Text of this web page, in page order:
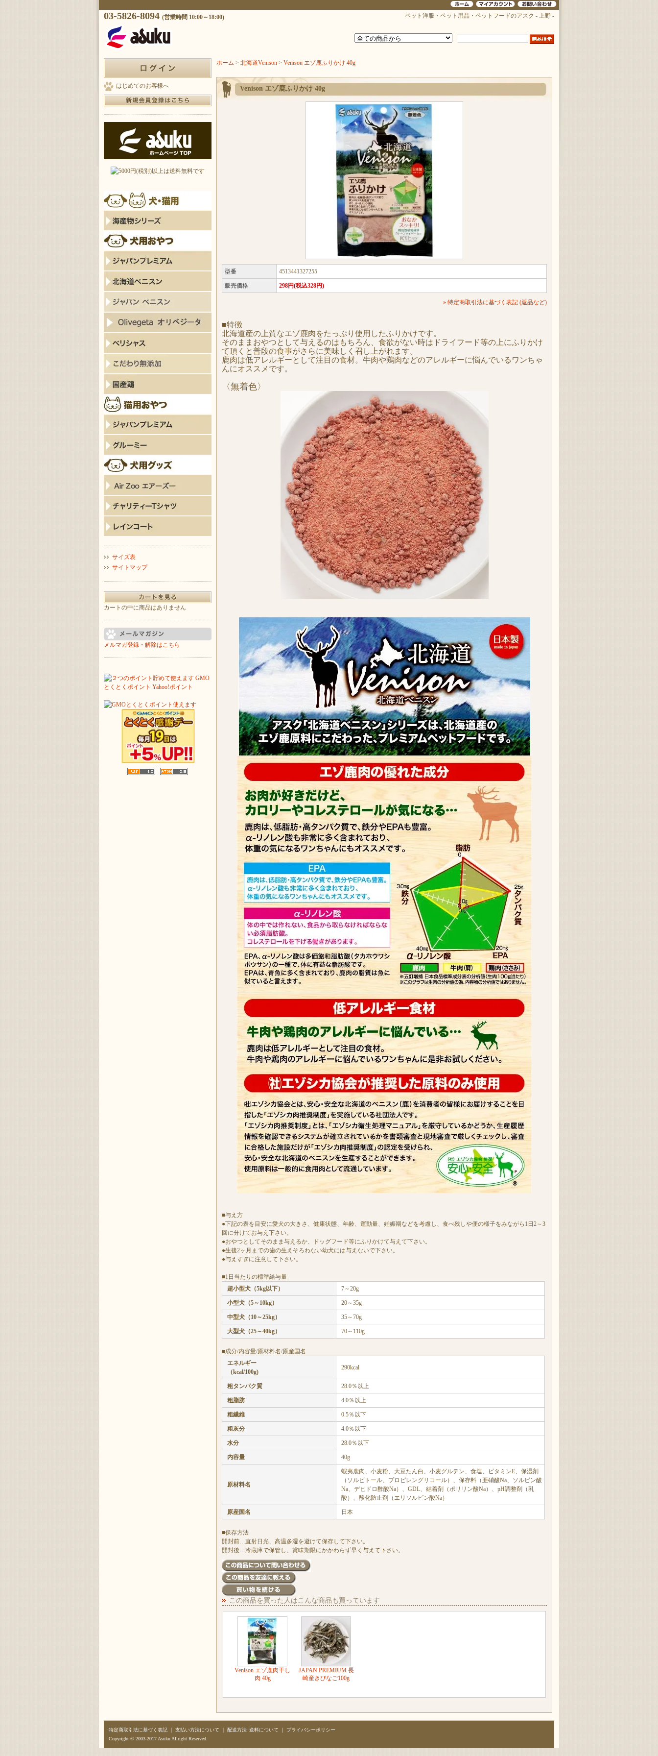
ペット洋服・ペット用品・ペットフードのアスク - 上野 -
03-5826-8094 (営業時間 10:00～18:00)
はじめてのお客様へ
サイズ表
サイトマップ
カートの中に商品はありません
メルマガ登録・解除はこちら
ホーム > 北海道Venison > Venison エゾ鹿ふりかけ 40g
Venison エゾ鹿ふりかけ 40g
型番 4513441327255
販売価格 298円(税込328円)
» 特定商取引法に基づく表記 (返品など)
■特徴
北海道産の上質なエゾ鹿肉をたっぷり使用したふりかけです。
そのままおやつとして与えるのはもちろん、食欲がない時はドライフード等の上にふりかけ
て頂くと普段の食事がさらに美味しく召し上がれます。
鹿肉は低アレルギーとして注目の食材。牛肉や鶏肉などのアレルギーに悩んでいるワンちゃ
んにオススメです。
〈無着色〉
■与え方
●下記の表を目安に愛犬の大きさ、健康状態、年齢、運動量、妊娠期などを考慮し、食べ残しや便の様子をみながら1日2～3
回に分けてお与え下さい。
●おやつとしてそのまま与えるか、ドッグフード等にふりかけて与えて下さい。
●生後2ヶ月までの歯の生えそろわない幼犬には与えないで下さい。
●与えすぎに注意して下さい。
■1日当たりの標準給与量
超小型犬（5kg以下）
7～20g
小型犬（5～10kg） 20～35g
中型犬（10～25kg） 35～70g
大型犬（25～40kg） 70～110g
■成分/内容量/原材料名/原産国名
エネルギー
（kcal/100g)
290kcal
粗タンパク質 28.0％以上
粗脂肪 4.0％以上
粗繊維 0.5％以下
粗灰分 4.0％以下
水分 28.0％以下
内容量 40g
原材料名
蝦夷鹿肉、小麦粉、大豆たん白、小麦グルテン、食塩、ビタミンE、保湿剤
（ソルビトール、プロピレングリコール）、保存料（亜硝酸Na、ソルビン酸
Na、デヒドロ酢酸Na）、GDL、結着剤（ポリリン酸Na）、pH調整剤（乳
酸）、酸化防止剤（エリソルビン酸Na）
原産国名 日本
■保存方法
開封前…直射日光、高温多湿を避けて保存して下さい。
開封後…冷蔵庫で保管し、賞味期限にかかわらず早く与えて下さい。
この商品を買った人はこんな商品も買っています
Venison エゾ鹿肉干し
肉 40g
JAPAN PREMIUM 長
崎産きびなご100g
特定商取引法に基づく表記 ｜ 支払い方法について ｜ 配送方法･送料について ｜ プライバシーポリシー
Copyright © 2003-2017 Asuku Allright Reserved.